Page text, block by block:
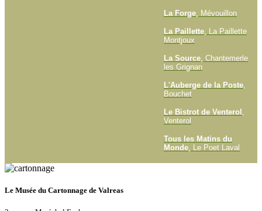
La Forge , Mévouillon
La Paillette , La Paillette
Montjoux
La Source , Chantemerle
les Grignan
L'Auberge de la Poste
Bouchet
Le Bistrot de Venterol
Venterol
Tous les Matins du
Monde , Le Poet Laval
Le Musée du Cartonnage de Valreas